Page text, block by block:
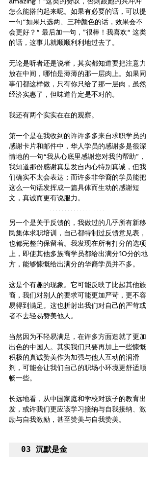
怎么能搭的起来呢。如果有必要的话，可以提
一句“如果只选两、三种颜色的话，效果会不
会更好？“ 最后加一句，”很棒！我喜欢“ 这类
的话，这事儿就顺顺利利地过去了。
无论是听者还是说者，其实都知道要把注意力
放在中间，哪怕是薄薄的那一层肉上。如果同
事们都这样做，只有你只给了那一层肉，虽然
经济实惠了，但味道肯定是不对的。
我还有两个实实在在的观察。
第一个是在我收到的许许多多来自求职学员的
感谢卡片和邮件中，华人学员的感谢多是很深
情地的一句“我从心底里感谢您对我的帮助”，
我知道那份感谢真是发自内心特别真诚，但我
们确实不太会表达；而许多非华裔的学员能把
这么一句话发挥成一篇具体而生动的感谢短
文，真诚而更有说服力。
另一个是关于反馈的，我做过的几乎所有新移
民集体求职培训，自己都特制过反馈意见表，
也都完整的保留着。我发现在所有打分的选项
上，即使其他多族裔学员都给出满分10分的地
方，能够慷慨给出满分的华裔学员并不多。
这是个有趣的现象。它可能反映了比起其他族
裔，我们对别人的要求可能更加严苛，更不容
易得到满足。这也折射出我们对自己的严苛或
者不去轻易赞美他人。
当然因为不轻易满足，在许多方面造就了更加
出色的中国人。其实我们只要再加上一些慷慨
积极的真诚赞美作为加强与他人互动的润滑
剂，可能会让我们自己的职场小环境更舒适顺
畅一些。
长远地看，从中国家庭和学校对孩子的教育出
发，或许我们更应该学习接纳与自我接纳、激
励与自我激励，甚至赞美与自我赞美。
03 沉默是金